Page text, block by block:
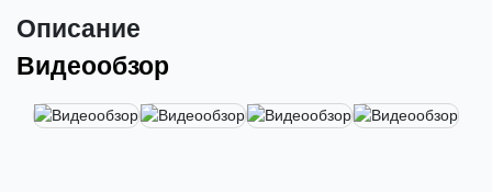
Описание
Видеообзор